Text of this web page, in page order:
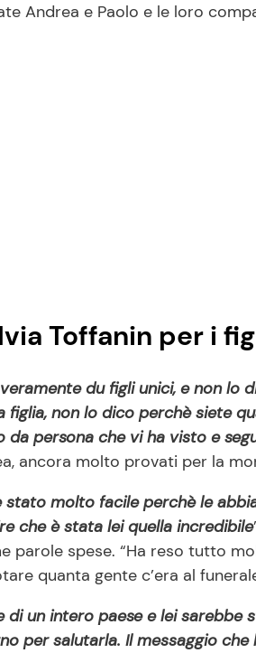
Andrea e Paolo e le loro
Toffanin per i
du figli unici, e non lo
figlia, non lo dico perchè siete
persona che vi ha visto e
ancora molto provati per la
stato molto facile perchè le
che è stata lei quella incredibile
parole spese. “Ha reso tutto
quanta gente c’era al
di un intero paese e lei
per salutarla. Il messaggio